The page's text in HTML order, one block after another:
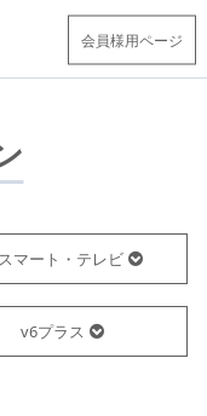
会員様用ページ
マート・テレビ
v6プラス